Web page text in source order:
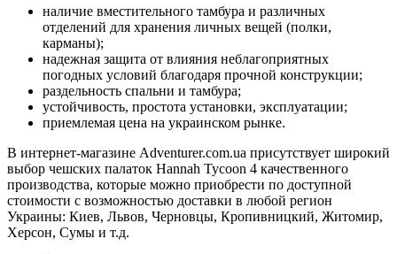
наличие вместительного тамбура и различных
отделений для хранения личных вещей (полки,
карманы);
надежная защита от влияния неблагоприятных
погодных условий благодаря прочной конструкции;
раздельность спальни и тамбура;
устойчивость, простота установки, эксплуатации;
приемлемая цена на украинском рынке.
В интернет-магазине Adventurer.com.ua присутствует широкий
выбор чешских палаток Hannah Tycoon 4 качественного
производства, которые можно приобрести по доступной
стоимости с возможностью доставки в любой регион
Украины: Киев, Львов, Черновцы, Кропивницкий, Житомир,
Херсон, Сумы и т.д.